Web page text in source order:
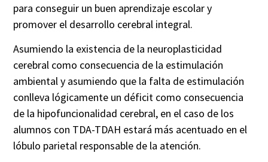
para conseguir un buen aprendizaje escolar y
promover el desarrollo cerebral integral.
Asumiendo la existencia de la neuroplasticidad
cerebral como consecuencia de la estimulación
ambiental y asumiendo que la falta de estimulación
conlleva lógicamente un déficit como consecuencia
de la hipofuncionalidad cerebral, en el caso de los
alumnos con TDA-TDAH estará más acentuado en el
lóbulo parietal responsable de la atención.